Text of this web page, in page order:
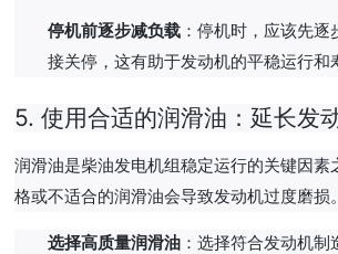
停机前逐步减负载 ：停机时，应该先
接关停，这有助于发动机的平稳运行和
5.使用合适的润滑油：延长发
润滑油是柴油发电机组稳定运行的关键因素
格或不适合的润滑油会导致发动机过度磨损。
选择高质量润滑油 ：选择符合发动机制